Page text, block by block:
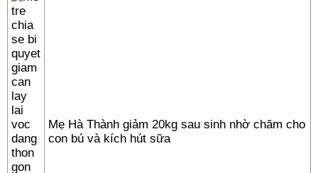
Mẹ Hà Thành giảm 20kg sau sinh nhờ chăm cho
con bú và kích hút sữa